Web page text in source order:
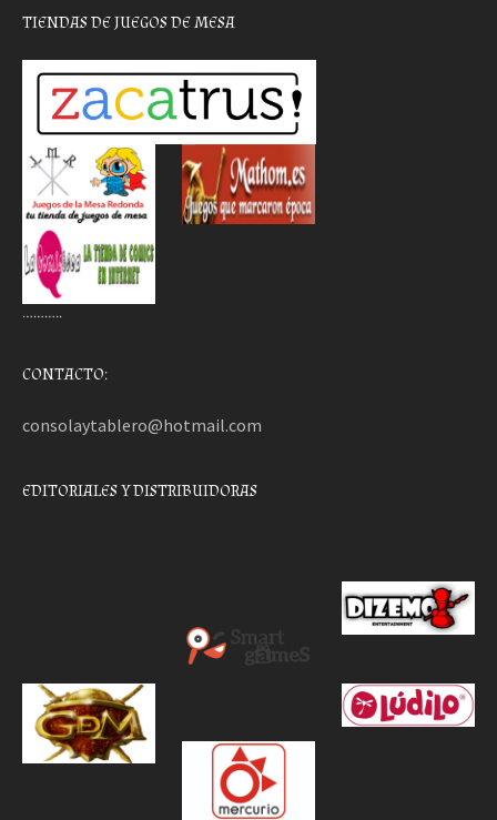
TIENDAS DE JUEGOS DE MESA
………..
CONTACTO:
consolaytablero@hotmail.com
EDITORIALES Y DISTRIBUIDORAS